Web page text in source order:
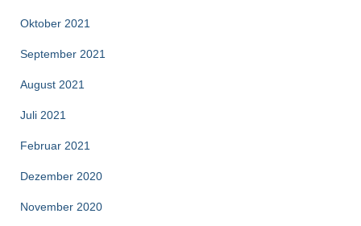
Oktober 2021
September 2021
August 2021
Juli 2021
Februar 2021
Dezember 2020
November 2020